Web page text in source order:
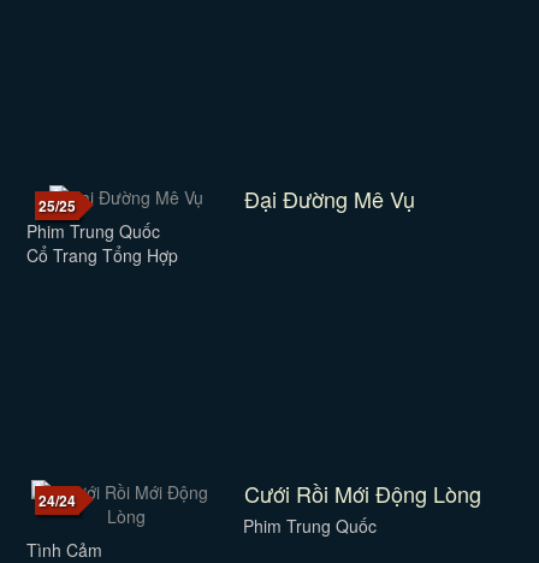
25/25 Đại Đường Mê Vụ
Phim Trung Quốc
Cổ Trang Tổng Hợp
24/24 Cưới Rồi Mới Động Lòng
Phim Trung Quốc
Tình Cảm